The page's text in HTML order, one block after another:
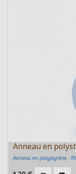
Anneau en
Anneau en polystyrène -